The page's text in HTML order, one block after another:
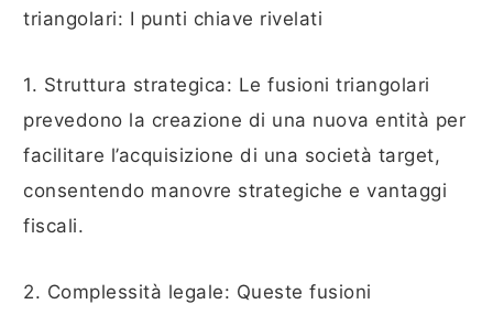
triangolari: I punti chiave rivelati
1. Struttura strategica: Le fusioni triangolari
prevedono la creazione di una nuova entità per
facilitare l’acquisizione di una società target,
consentendo manovre strategiche e vantaggi
fiscali.
2. Complessità legale: Queste fusioni